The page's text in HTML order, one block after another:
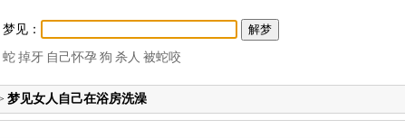
梦见：
蛇 掉牙 自己怀孕 狗 杀人 被蛇咬
梦见女人自己在浴房洗澡